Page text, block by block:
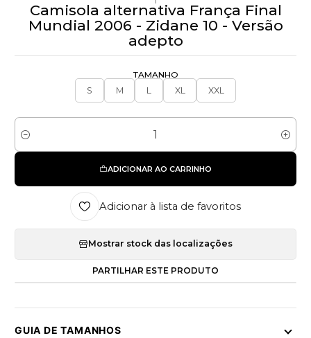
Camisola alternativa França Final
Mundial 2006 - Zidane 10 - Versão
adepto
TAMANHO
S
M L XL XXL
Quantidade
ADICIONAR AO CARRINHO
Adicionar à lista de favoritos
Mostrar stock das localizações
PARTILHAR ESTE PRODUTO
GUIA DE TAMANHOS